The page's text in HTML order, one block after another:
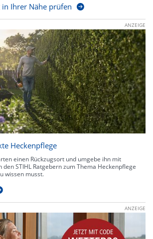
in Ihrer Nähe prüfen
ANZEIGE
Heckenpflege
einen Rückzugsort und umgebe ihn mit
den STIHL Ratgebern zum Thema Heckenpflege
wissen musst.
ANZEIGE